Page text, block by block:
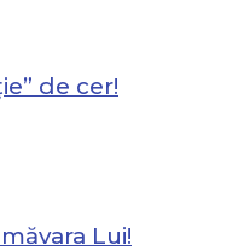
de cer!
Lui!